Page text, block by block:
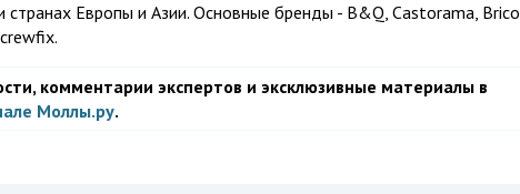
странах Европы и Азии. Основные бренды - B&Q, Castorama, Brico
комментарии экспертов и эксклюзивные материалы в
Моллы.ру.